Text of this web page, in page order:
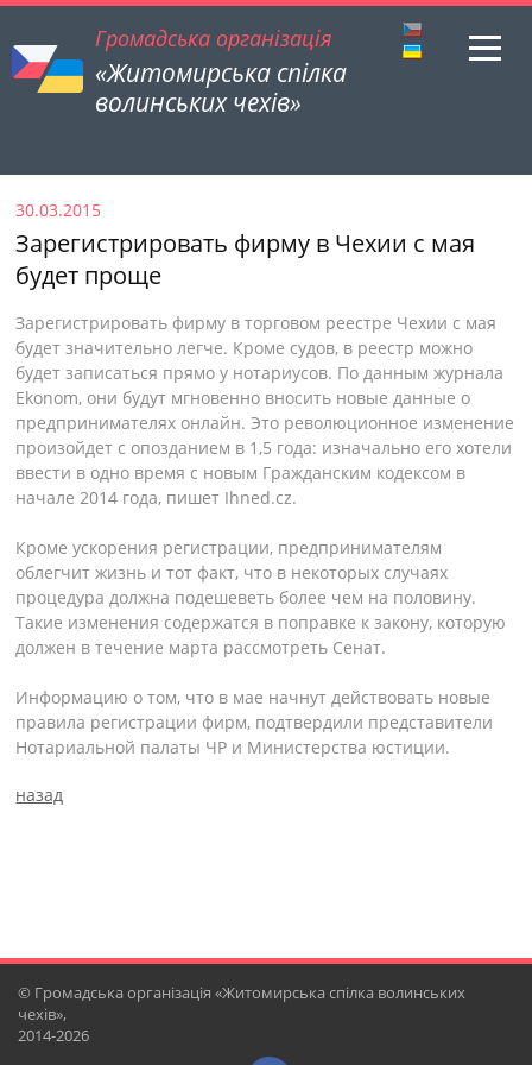
Громадська організація
«Житомирська спілка
волинських чехів»
30.03.2015
Зарегистрировать фирму в Чехии с мая
будет проще
Зарегистрировать фирму в торговом реестре Чехии с мая
будет значительно легче. Кроме судов, в реестр можно
будет записаться прямо у нотариусов. По данным журнала
Ekonom, они будут мгновенно вносить новые данные о
предпринимателях онлайн. Это революционное изменение
произойдет с опозданием в 1,5 года: изначально его хотели
ввести в одно время с новым Гражданским кодексом в
начале 2014 года, пишет Ihned.cz.
Кроме ускорения регистрации, предпринимателям
облегчит жизнь и тот факт, что в некоторых случаях
процедура должна подешеветь более чем на половину.
Такие изменения содержатся в поправке к закону, которую
должен в течение марта рассмотреть Сенат.
Информацию о том, что в мае начнут действовать новые
правила регистрации фирм, подтвердили представители
Нотариальной палаты ЧР и Министерства юстиции.
назад
© Громадська організація «Житомирська спілка волинських
чехів»,
2014-2026